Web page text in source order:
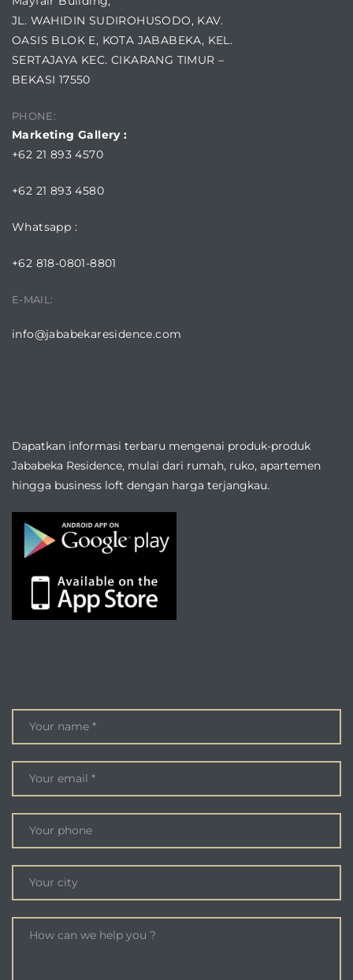
JL. WAHIDIN SUDIROHUSODO, KAV.
OASIS BLOK E, KOTA JABABEKA, KEL.
SERTAJAYA KEC. CIKARANG TIMUR –
BEKASI 17550
PHONE:
Marketing Gallery :
+62 21 893 4570
+62 21 893 4580
Whatsapp :
+62 818-0801-8801
E-MAIL:
info@jababekaresidence.com
Dapatkan informasi terbaru mengenai produk-produk
Jababeka Residence, mulai dari rumah, ruko, apartemen
hingga business loft dengan harga terjangkau.